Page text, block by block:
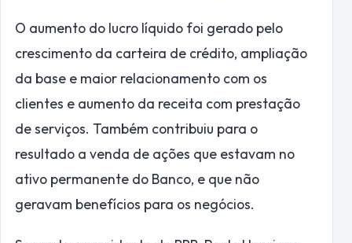
O aumento do lucro líquido foi gerado pelo
crescimento da carteira de crédito, ampliação
da base e maior relacionamento com os
clientes e aumento da receita com prestação
de serviços. Também contribuiu para o
resultado a venda de ações que estavam no
ativo permanente do Banco, e que não
geravam benefícios para os negócios.